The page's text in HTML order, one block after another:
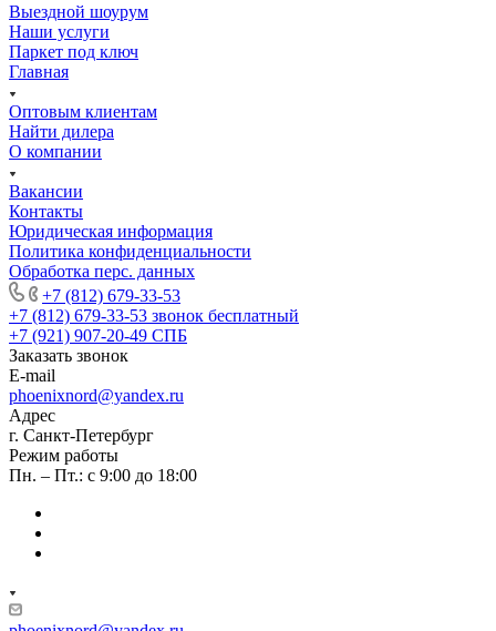
Выездной шоурум
Наши услуги
Паркет под ключ
Главная
Оптовым клиентам
Найти дилера
О компании
Вакансии
Контакты
Юридическая информация
Политика конфиденциальности
Обработка перс. данных
+7 (812) 679-33-53
+7 (812) 679-33-53 звонок бесплатный
+7 (921) 907-20-49 СПБ
Заказать звонок
E-mail
phoenixnord@yandex.ru
Адрес
г. Санкт-Петербург
Режим работы
Пн. – Пт.: с 9:00 до 18:00